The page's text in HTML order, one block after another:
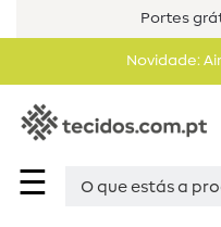
Portes
Novidade:
☰